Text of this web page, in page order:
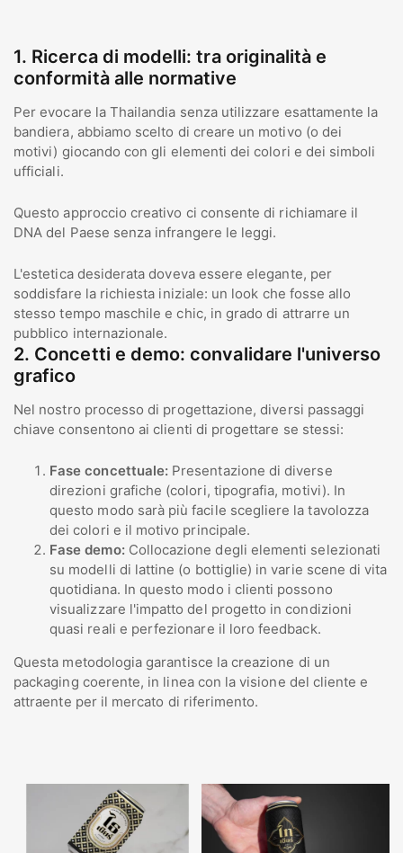
1. Ricerca di modelli: tra originalità e
conformità alle normative
Per evocare la Thailandia senza utilizzare esattamente la
bandiera, abbiamo scelto di creare un motivo (o dei
motivi) giocando con gli elementi dei colori e dei simboli
ufficiali.
Questo approccio creativo ci consente di richiamare il
DNA del Paese senza infrangere le leggi.
L'estetica desiderata doveva essere elegante, per
soddisfare la richiesta iniziale: un look che fosse allo
stesso tempo maschile e chic, in grado di attrarre un
pubblico internazionale.
2. Concetti e demo: convalidare l'universo
grafico
Nel nostro processo di progettazione, diversi passaggi
chiave consentono ai clienti di progettare se stessi:
Fase concettuale: Presentazione di diverse
direzioni grafiche (colori, tipografia, motivi). In
questo modo sarà più facile scegliere la tavolozza
dei colori e il motivo principale.
Fase demo:Collocazione degli elementi selezionati
su modelli di lattine (o bottiglie) in varie scene di vita
quotidiana. In questo modo i clienti possono
visualizzare l'impatto del progetto in condizioni
quasi reali e perfezionare il loro feedback.
Questa metodologia garantisce la creazione di un
packaging coerente, in linea con la visione del cliente e
attraente per il mercato di riferimento.